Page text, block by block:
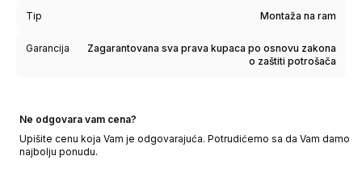
Tip Montaža na ram
Garancija
Zagarantovana sva prava kupaca po osnovu zakona
o zaštiti potrošača
Ne odgovara vam cena?
Upišite cenu koja Vam je odgovarajuća. Potrudićemo sa da Vam damo
najbolju ponudu.